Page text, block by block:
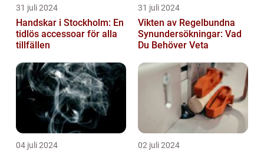
31 juli 2024
Handskar i Stockholm: En
tidlös accessoar för alla
tillfällen
31 juli 2024
Vikten av Regelbundna
Synundersökningar: Vad
Du Behöver Veta
04 juli 2024 02 juli 2024